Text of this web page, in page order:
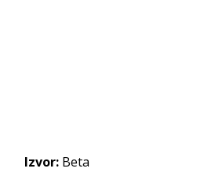
Izvor: Beta